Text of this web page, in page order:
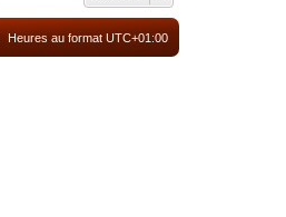
Heures au format UTC+01:00